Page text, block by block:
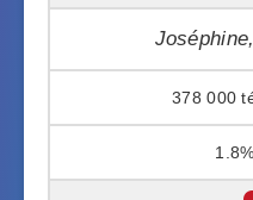
378 000
1.8%